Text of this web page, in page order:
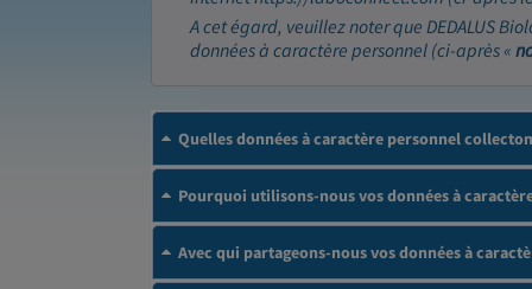
A cet égard, veuillez noter que DEDALUS
données à caractère personnel (ci-après «
Quelles données à caractère personnel
Pourquoi utilisons-nous vos données à
Avec qui partageons-nous vos données à